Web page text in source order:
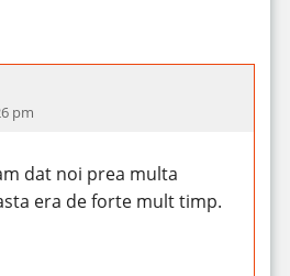
pm
dat noi prea multa
era de forte mult timp.